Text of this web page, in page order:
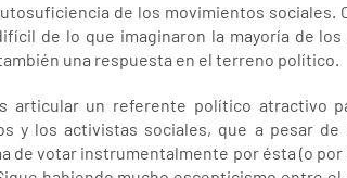
de los movimientos sociales.
de lo que imaginaron la mayoría de
una respuesta en el terreno político.
articular un referente político atractivo
y los activistas sociales, que a pesar
de votar instrumentalmente por ésta (o